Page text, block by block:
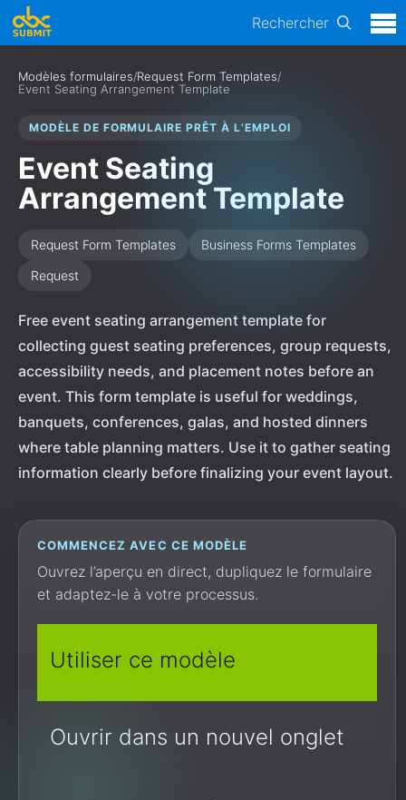
Rechercher
Modèles formulaires/Request Form Templates/
Event Seating Arrangement Template
MODÈLE DE FORMULAIRE PRÊT À L’EMPLOI
Event Seating
Arrangement Template
Request Form Templates
Business Forms Templates
Request
Free event seating arrangement template for
collecting guest seating preferences, group requests,
accessibility needs, and placement notes before an
event. This form template is useful for weddings,
banquets, conferences, galas, and hosted dinners
where table planning matters. Use it to gather seating
information clearly before finalizing your event layout.
COMMENCEZ AVEC CE MODÈLE
Ouvrez l’aperçu en direct, dupliquez le formulaire
et adaptez-le à votre processus.
Utiliser ce modèle
Ouvrir dans un nouvel onglet